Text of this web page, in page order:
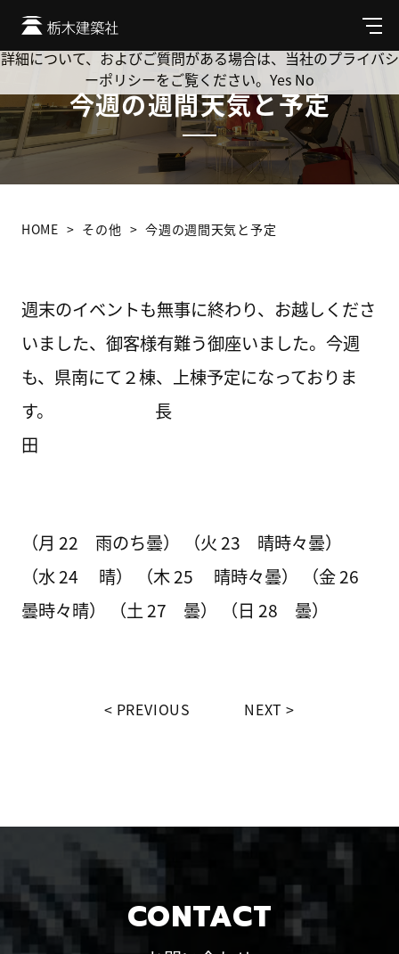
メ
ニ
ュ
今週の週間天気と予定
HOME その他 今週の週間天気と予定
週末のイベントも無事に終わり、お越しくださ
いました、御客様有難う御座いました。今週
も、県南にて２棟、上棟予定になっておりま
す。 長
田
（月 22 雨のち曇） （火 23 晴時々曇）
（水 24 晴） （木 25 晴時々曇） （金 26
曇時々晴） （土 27 曇） （日 28 曇）
PREVIOUS NEXT
CONTACT
Cookie を使用して、お客様の活動を追跡してもよろしいです
か? 当社ではお客様のプライバシーを極めて重視しています。
詳細について、およびご質問がある場合は、当社のプライバシ
ーポリシーをご覧ください。 Yes No